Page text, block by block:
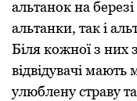
альтанок на
альтанки, так і
Біля кожної з них
відвідувачі мають
улюблену страву